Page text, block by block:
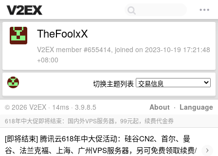
TheFoolxX
V2EX member #655414, joined on 2023-10-19 17:21:48
+08:00
切换主题列表
About · Language
© 2026 V2EX · 14ms · 3.9.8.5
618年中大促即将结束：国内外VPS服务器，99元起，续费代金券
[即将结束] 腾讯云618年中大促活动：硅谷CN2、首尔、曼
谷、法兰克福、上海、广州VPS服务器，另可免费领取续费/
›